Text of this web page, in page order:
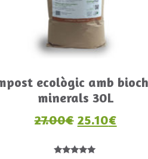
ecològic amb
minerals 30L
27.00€ El preu
25.10€El